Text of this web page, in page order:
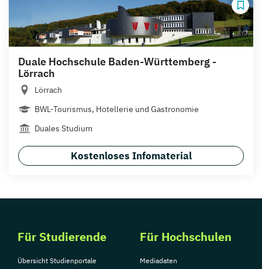
Duale Hochschule Baden-Württemberg -
Lörrach
Lörrach
BWL-Tourismus, Hotellerie und Gastronomie
Duales Studium
Kostenloses Infomaterial
Für Studierende
Übersicht Studienportale
Für Hochschulen
Mediadaten